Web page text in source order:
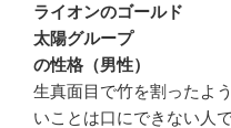
ライオンのゴールド
太陽グループ
の性格（男性）
生真面目で竹を割ったよ
いことは口にできない人